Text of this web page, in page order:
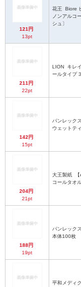
121円
13pt
花王
ノンアルコ
シュ〕
211円
22pt
LION
ールタイプ
142円
15pt
パンレックス
ウェットテ
204円
21pt
大王製紙
コールタオ
188円
19pt
パンレックス
本体100枚
平和メディク